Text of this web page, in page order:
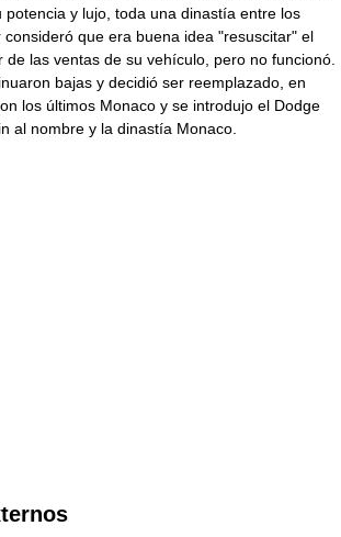
potencia y lujo, toda una dinastía entre los
consideró que era buena idea "resuscitar" el
de las ventas de su vehículo, pero no funcionó.
bajas y decidió ser reemplazado, en
los últimos Monaco y se introdujo el Dodge
al nombre y la dinastía Monaco.